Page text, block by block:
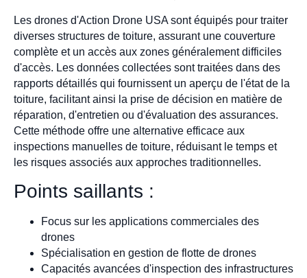
Les drones d'Action Drone USA sont équipés pour traiter
diverses structures de toiture, assurant une couverture
complète et un accès aux zones généralement difficiles
d'accès. Les données collectées sont traitées dans des
rapports détaillés qui fournissent un aperçu de l'état de la
toiture, facilitant ainsi la prise de décision en matière de
réparation, d'entretien ou d'évaluation des assurances.
Cette méthode offre une alternative efficace aux
inspections manuelles de toiture, réduisant le temps et
les risques associés aux approches traditionnelles.
Points saillants :
Focus sur les applications commerciales des
drones
Spécialisation en gestion de flotte de drones
Capacités avancées d'inspection des infrastructures